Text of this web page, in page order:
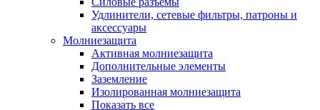
Удлинители, сетевые фильтры, патроны и
аксессуары
Молниезащита
Активная молниезащита
Дополнительные элементы
Заземление
Изолированная молниезащита
Показать все